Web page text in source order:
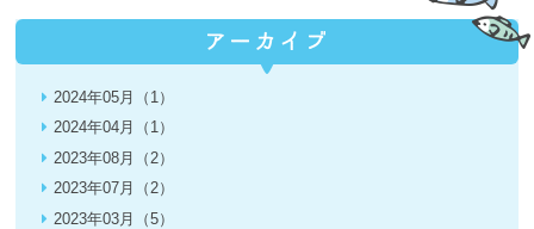
2024年05月（1）
2024年04月（1）
2023年08月（2）
2023年07月（2）
2023年03月（5）